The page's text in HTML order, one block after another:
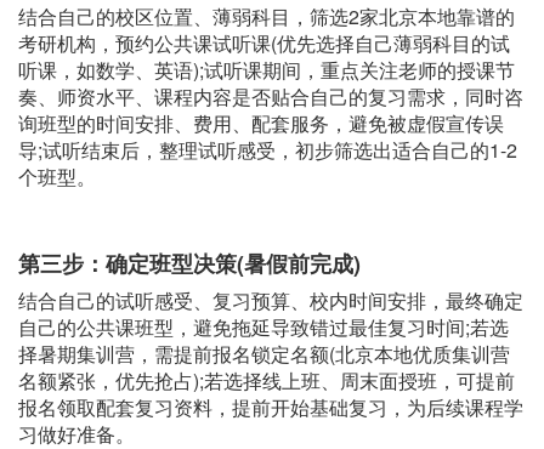
结合自己的校区位置、薄弱科目，筛选2家北京本地靠谱的
考研机构，预约公共课试听课(优先选择自己薄弱科目的试
听课，如数学、英语);试听课期间，重点关注老师的授课节
奏、师资水平、课程内容是否贴合自己的复习需求，同时咨
询班型的时间安排、费用、配套服务，避免被虚假宣传误
导;试听结束后，整理试听感受，初步筛选出适合自己的1-2
个班型。
第三步：确定班型决策(暑假前完成)
结合自己的试听感受、复习预算、校内时间安排，最终确定
自己的公共课班型，避免拖延导致错过最佳复习时间;若选
择暑期集训营，需提前报名锁定名额(北京本地优质集训营
名额紧张，优先抢占);若选择线上班、周末面授班，可提前
报名领取配套复习资料，提前开始基础复习，为后续课程学
习做好准备。